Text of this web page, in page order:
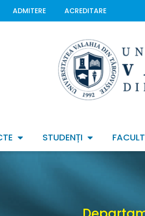
ADMITERE ACREDITARE
STUDENȚI